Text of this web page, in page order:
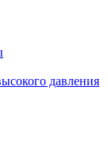
давления